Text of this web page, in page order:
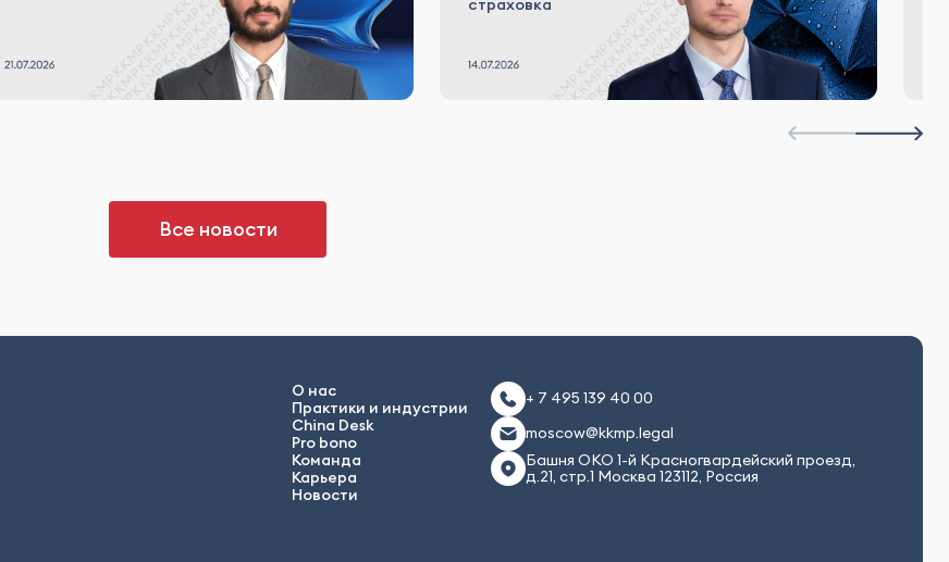
страховка
Все новости
О нас
Практики и индустрии
China Desk
Pro bono
Команда
Карьера
Новости
+ 7 495 139 40 00
moscow@kkmp.legal
Башня ОКО 1-й Красногвардейский проезд,
д.21, стр.1 Москва 123112, Россия